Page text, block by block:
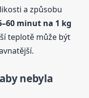
a způsobu
minut na 1 kg
teplotě může být
nebyla